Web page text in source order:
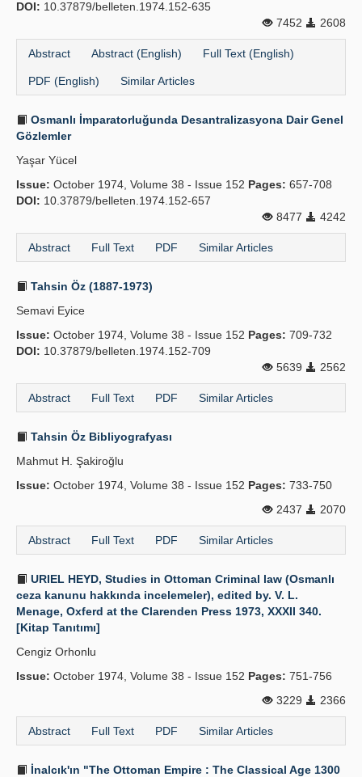
DOI: 10.37879/belleten.1974.152-635
7452
2608
Abstract Abstract (English) Full Text (English)
PDF (English) Similar Articles
Osmanlı İmparatorluğunda Desantralizasyona Dair Genel
Gözlemler
Yaşar Yücel
Issue: October 1974, Volume 38 - Issue 152 Pages: 657-708
DOI: 10.37879/belleten.1974.152-657
8477
4242
Abstract Full Text PDF Similar Articles
Tahsin Öz (1887-1973)
Semavi Eyice
Issue: October 1974, Volume 38 - Issue 152 Pages: 709-732
DOI: 10.37879/belleten.1974.152-709
5639
2562
Abstract Full Text PDF Similar Articles
Tahsin Öz Bibliyografyası
Mahmut H. Şakiroğlu
Issue: October 1974, Volume 38 - Issue 152 Pages: 733-750
2437
2070
Abstract Full Text PDF Similar Articles
URIEL HEYD, Studies in Ottoman Criminal law (Osmanlı
ceza kanunu hakkında incelemeler), edited by. V. L.
Menage, Oxferd at the Clarenden Press 1973, XXXII 340.
[Kitap Tanıtımı]
Cengiz Orhonlu
Issue: October 1974, Volume 38 - Issue 152 Pages: 751-756
3229
2366
Abstract Full Text PDF Similar Articles
İnalcık'ın "The Ottoman Empire : The Classical Age 1300